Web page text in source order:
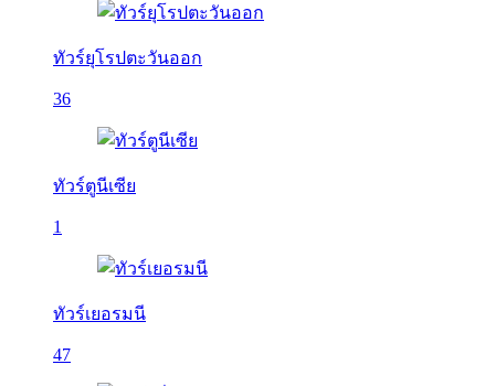
ทัวร์ยุโรปตะวันออก
36
ทัวร์ตูนีเซีย
1
ทัวร์เยอรมนี
47